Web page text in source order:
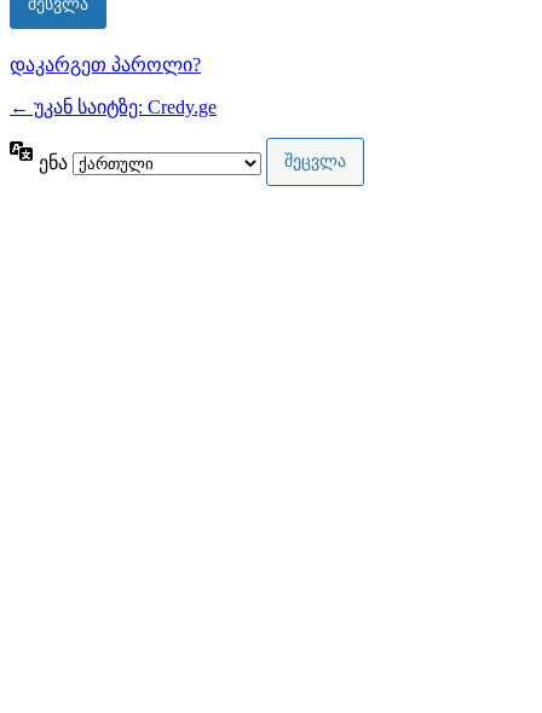
დაკარგეთ პაროლი?
← უკან საიტზე: Credy.ge
ენა